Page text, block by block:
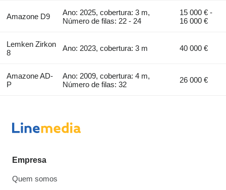
Amazone D9
Ano: 2025, cobertura: 3 m,
Número de filas: 22 - 24
15 000 € -
16 000 €
Lemken Zirkon
8
Ano: 2023, cobertura: 3 m 40 000 €
Amazone AD-
P
Ano: 2009, cobertura: 4 m,
Número de filas: 32
26 000 €
Empresa
Quem somos